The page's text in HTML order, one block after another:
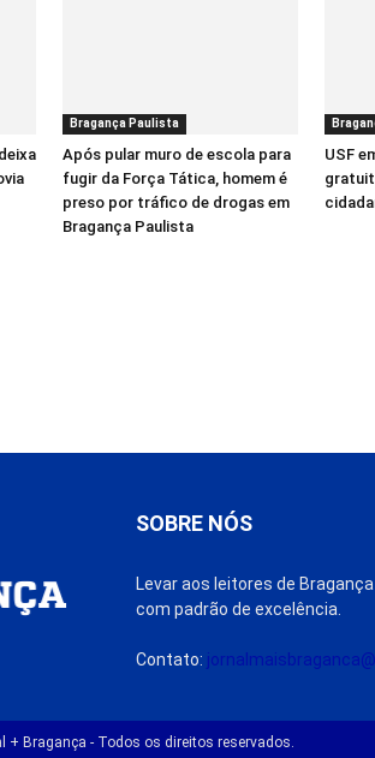
Bragança Paulista
Após pular muro de escola para
fugir da Força Tática, homem é
preso por tráfico de drogas em
Bragança Paulista
USF
SOBRE NÓS
Levar aos leitores de
com padrão de excelência.
Contato:
+ Bragança - Todos os direitos reservados.